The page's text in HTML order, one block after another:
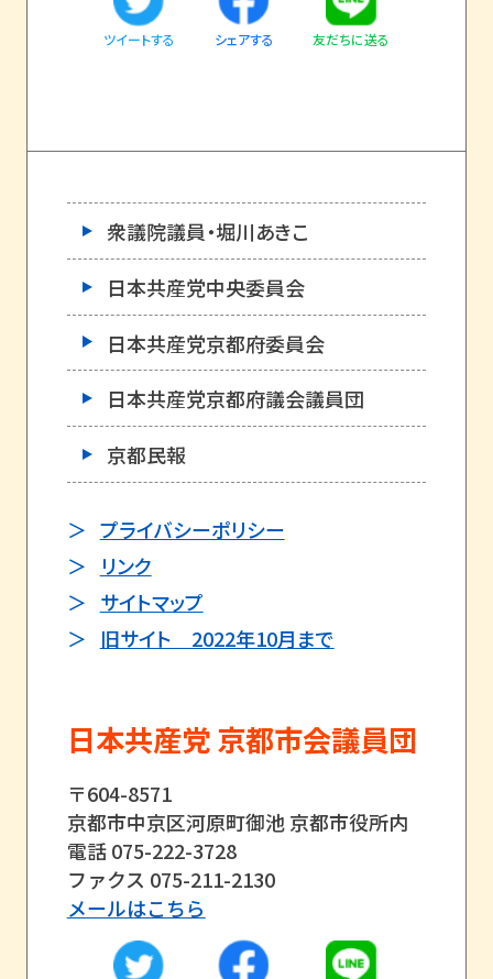
ツイートする シェアする 友だちに送る
日本共産党 京都市会議員団
〒604-8571
京都市中京区河原町御池 京都市役所内
電話 075-222-3728
ファクス 075-211-2130
メールはこちら
衆議院議員・堀川あきこ
日本共産党中央委員会
日本共産党京都府委員会
日本共産党京都府議会議員団
京都民報
プライバシーポリシー
リンク
サイトマップ
旧サイト 2022年10月まで